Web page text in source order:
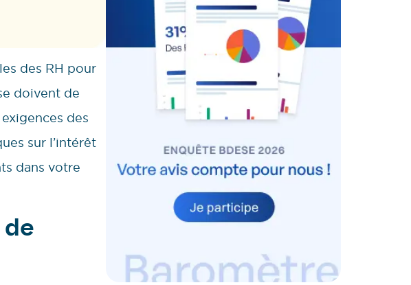
des RH pour
doivent de
des
sur l’intérêt
dans votre